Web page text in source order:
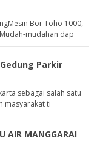
Bor Toho 1000,
mudahan dap
Parkir
sebagai salah satu
masyarakat ti
AIR MANGGARAI